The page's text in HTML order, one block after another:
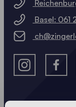
Basel: 061